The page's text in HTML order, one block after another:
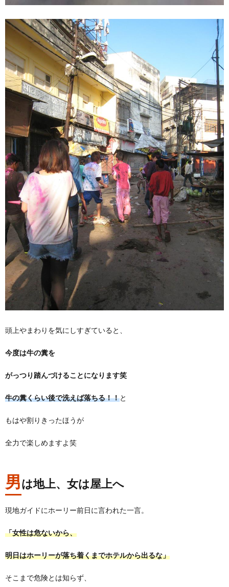
頭上やまわりを気にしすぎていると、
今度は牛の糞を
がっつり踏んづけることになります笑
牛の糞くらい後で洗えば落ちる！！と
もはや割りきったほうが
全力で楽しめますよ笑
男は地上、女は屋上へ
現地ガイドにホーリー前日に言われた一言。
「女性は危ないから、
明日はホーリーが落ち着くまでホテルから出るな」
そこまで危険とは知らず、